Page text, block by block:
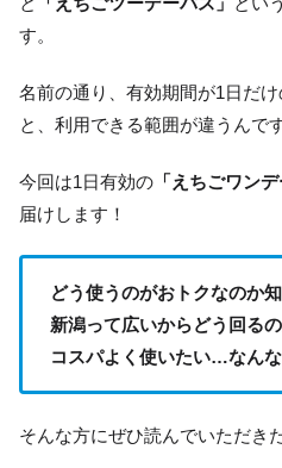
す。
名前の通り、有効期間が1日だ
と、利用できる範囲が違うんです
今回は1日有効の 「えちごワンデ
届けします！
どう使うのがおトクなのか知
新潟って広いからどう回る
コスパよく使いたい…なん
そんな方にぜひ読んでいただき